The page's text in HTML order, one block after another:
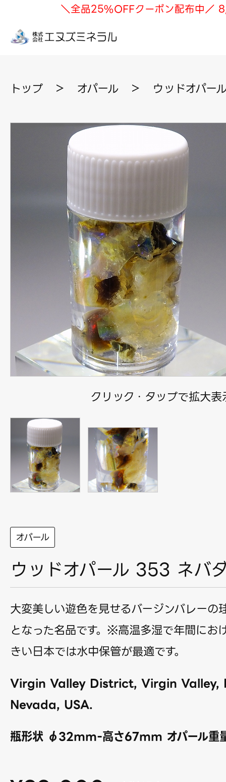
＼全品25%OFFクーポン配布中／
トップ ＞ オパール ＞ ウッドオパー
クリック・タップで拡大表
オパール
ウッドオパール 353 ネバ
大変美しい遊色を見せるバージンバレーの
となった名品です。※高温多湿で年間にお
きい日本では水中保管が最適です。
Virgin Valley District, Virgin Valley,
Nevada, USA.
瓶形状 φ32mm-高さ67mm オパール重